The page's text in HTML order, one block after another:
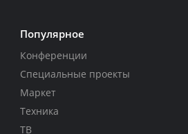
Популярное
Конференции
Специальные проекты
Маркет
Техника
ТВ